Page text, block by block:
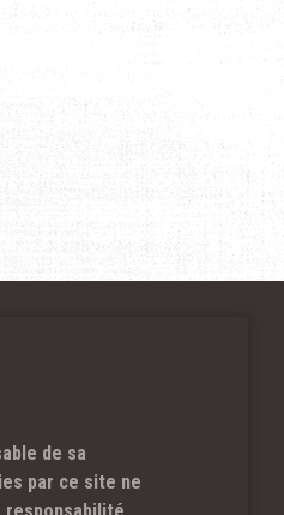
de sa
par ce site ne